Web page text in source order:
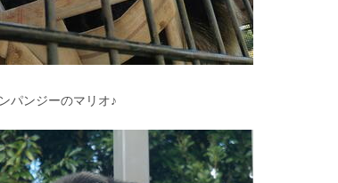
パンジーのマリオ♪